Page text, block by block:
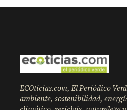
ECOticias.com, El Periódico
ambiente, sostenibilidad,